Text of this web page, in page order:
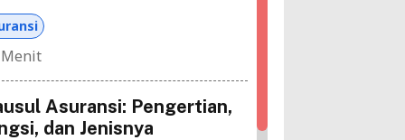
Asuransi: Pengertian,
dan Jenisnya